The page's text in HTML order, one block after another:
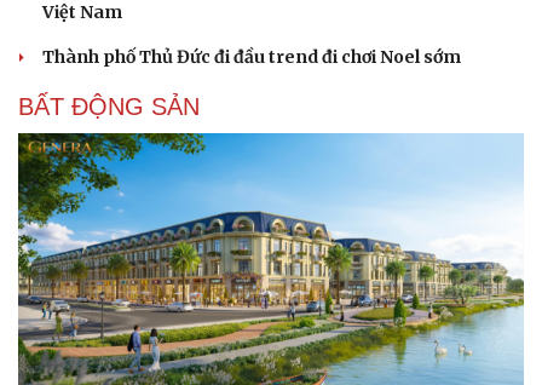
Văn hóa
Sân khấu - Điện ảnh
Âm nhạc
Di sản
Nghệ sĩ
Thời trang
Việt Nam
Thành phố Thủ Đức đi đầu trend đi chơi Noel sớm
BẤT ĐỘNG SẢN